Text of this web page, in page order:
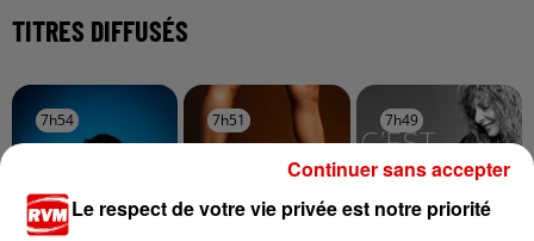
TITRES DIFFUSÉS
7h54
7h54 7h51
7h51 7h49
7h49
Le respect de votre vie privée est notre priorité
Continuer sans accepter